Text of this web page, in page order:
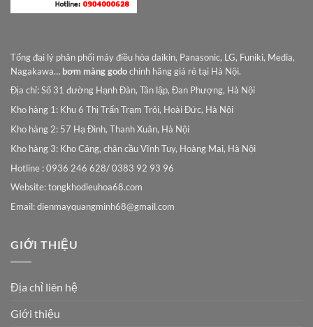
Tổng đại lý phân phối máy điều hòa daikin, Panasonic, LG, Funiki, Media,
Nagakawa… bơm màng godochính hãng giá rẻ tại Hà Nội.
Địa chỉ: Số 31 đường Hạnh Đàn, Tân lập, Đan Phượng, Hà Nội
Kho hàng 1: Khu 6 Thị Trấn Trạm Trôi, Hoài Đức, Hà Nội
Kho hàng 2: 57 Hạ Đình, Thanh Xuân, Hà Nội
Kho hàng 3: Kho Cảng, chân cầu Vĩnh Tuy, Hoàng Mai, Hà Nội
Hotline : 0936 246 628/ 0383 92 93 96
Website: tongkhodieuhoa68.com
Email:dienmayquangminh68@gmail.com
GIỚI THIỆU
Địa chỉ liên hệ
Giới thiệu